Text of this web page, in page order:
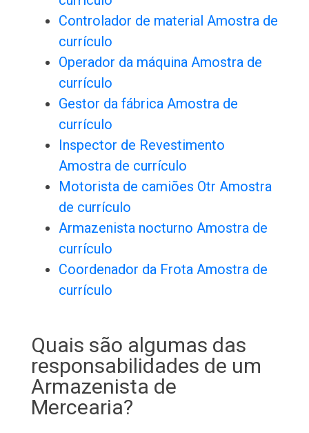
Controlador de material Amostra de
currículo
Operador da máquina Amostra de
currículo
Gestor da fábrica Amostra de
currículo
Inspector de Revestimento
Amostra de currículo
Motorista de camiões Otr Amostra
de currículo
Armazenista nocturno Amostra de
currículo
Coordenador da Frota Amostra de
currículo
Quais são algumas das
responsabilidades de um
Armazenista de
Mercearia?